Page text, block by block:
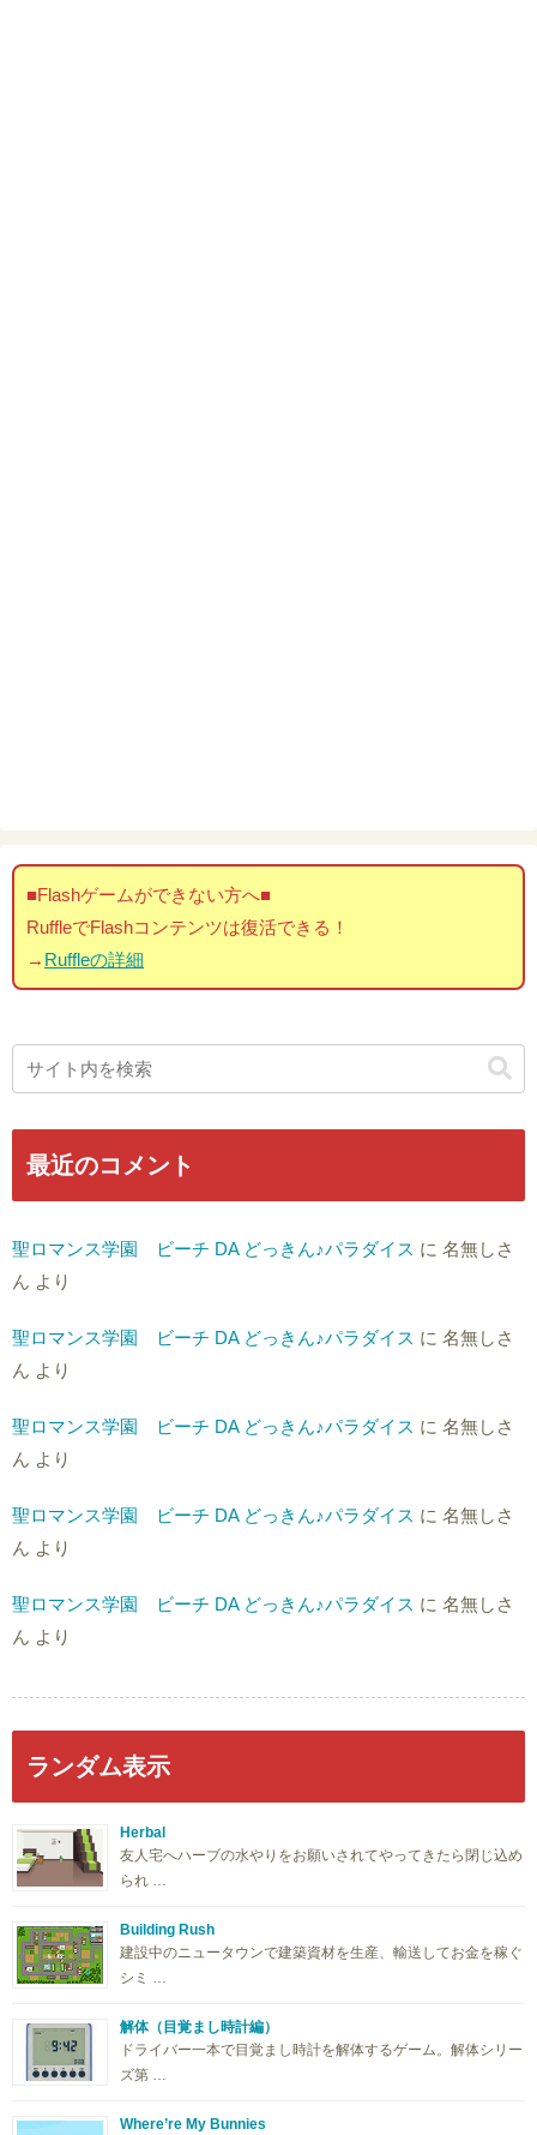
■Flashゲームができない方へ■
RuffleでFlashコンテンツは復活できる！
→ Ruffleの詳細
最近のコメント
聖ロマンス学園 ビーチ DA どっきん♪パラダイス に 名無しさ
ん より
聖ロマンス学園 ビーチ DA どっきん♪パラダイス に 名無しさ
ん より
聖ロマンス学園 ビーチ DA どっきん♪パラダイス に 名無しさ
ん より
聖ロマンス学園 ビーチ DA どっきん♪パラダイス に 名無しさ
ん より
聖ロマンス学園 ビーチ DA どっきん♪パラダイス に 名無しさ
ん より
ランダム表示
Herbal
友人宅へハーブの水やりをお願いされてやってきたら閉じ込め
られ …
Building Rush
建設中のニュータウンで建築資材を生産、輸送してお金を稼ぐ
シミ …
解体（目覚まし時計編）
ドライバー一本で目覚まし時計を解体するゲーム。解体シリー
ズ第 …
Where’re My Bunnies